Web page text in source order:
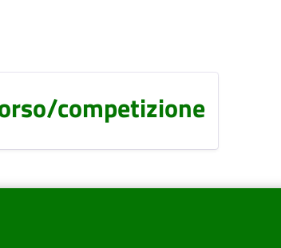
competizione